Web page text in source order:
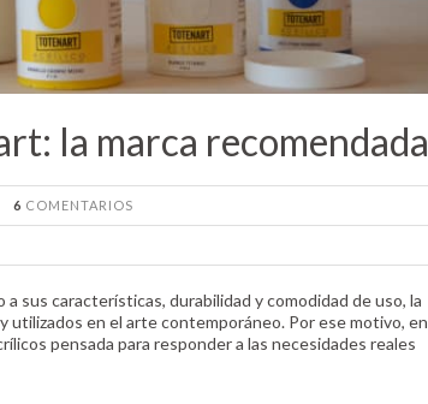
la marca recomendada
6 COMENTARIOS
sus características, durabilidad y comodidad de uso, la
utilizados en el arte contemporáneo. Por ese motivo, en
pensada para responder a las necesidades reales